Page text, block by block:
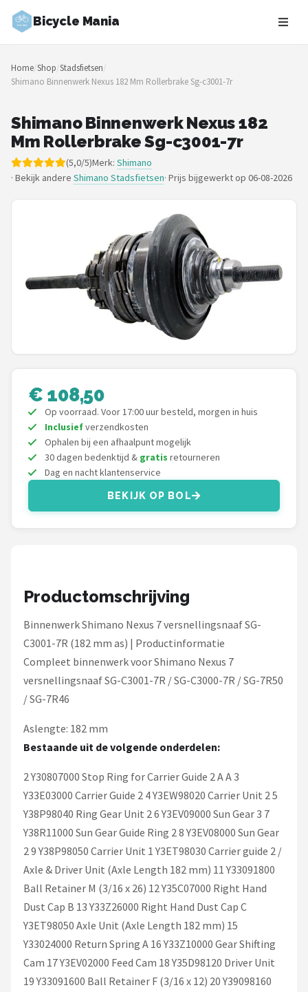
Bicycle Mania
Zoeken
NAVIGATIE
Merken
Blog
Fietsroutes
Stadsfietsen
Elektrische fietsen
Shop
POPULAIRE MERKEN
Basil
Volare
ABUS
BBB Cycling
Schwalbe
Voltano
Shimano
Cortina
Home/Shop/Stadsfietsen/
Shimano Binnenwerk Nexus 182 Mm Rollerbrake Sg-c3001-7r
Shimano Binnenwerk Nexus 182
Mm Rollerbrake Sg-c3001-7r
(5,0/5)Merk: Shimano
· Bekijk andere Shimano Stadsfietsen· Prijs bijgewerkt op 06-08-2026
€ 108,50
Op voorraad. Voor 17:00 uur besteld, morgen in huis
Inclusiefverzendkosten
Ophalen bij een afhaalpunt mogelijk
30 dagen bedenktijd & gratis retourneren
Dag en nacht klantenservice
BEKIJK OP BOL
Productomschrijving
Binnenwerk Shimano Nexus 7 versnellingsnaaf SG-
C3001-7R (182 mm as) | Productinformatie
Compleet binnenwerk voor Shimano Nexus 7
versnellingsnaaf SG-C3001-7R / SG-C3000-7R / SG-7R50
/ SG-7R46
Aslengte: 182 mm
Bestaande uit de volgende onderdelen:
2 Y30807000 Stop Ring for Carrier Guide 2 A A 3
Y33E03000 Carrier Guide 2 4 Y3EW98020 Carrier Unit 2 5
Y38P98040 Ring Gear Unit 2 6 Y3EV09000 Sun Gear 3 7
Y38R11000 Sun Gear Guide Ring 2 8 Y3EV08000 Sun Gear
2 9 Y38P98050 Carrier Unit 1 Y3ET98030 Carrier guide 2 /
Axle & Driver Unit (Axle Length 182 mm) 11 Y33091800
Ball Retainer M (3/16 x 26) 12 Y35C07000 Right Hand
Dust Cap B 13 Y33Z26000 Right Hand Dust Cap C
Y3ET98050 Axle Unit (Axle Length 182 mm) 15
Y33024000 Return Spring A 16 Y33Z10000 Gear Shifting
Cam 17 Y3EV02000 Feed Cam 18 Y35D98120 Driver Unit
19 Y33091600 Ball Retainer F (3/16 x 12) 20 Y39098160